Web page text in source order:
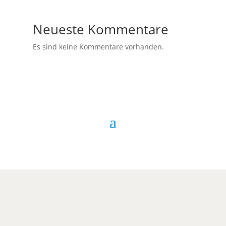
Neueste Kommentare
Es sind keine Kommentare vorhanden.